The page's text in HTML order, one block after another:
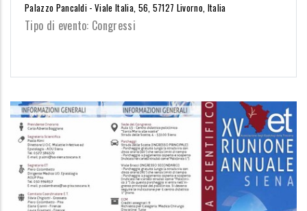
Palazzo Pancaldi - Viale Italia, 56, 57127 Livorno, Italia
Tipo di evento: Congressi